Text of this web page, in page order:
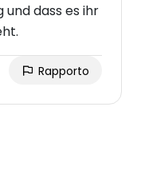
und dass es ihr
Rapporto